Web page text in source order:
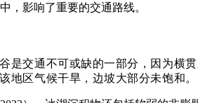
，影响了重要的交通路线。
交通不可或缺的一部分，因为横
地区气候干旱，边坡大部分未饱和。